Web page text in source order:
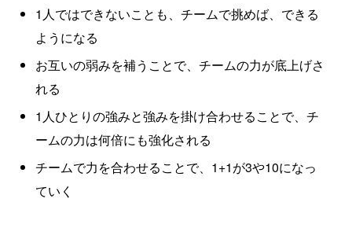
1人ではできないことも、チームで挑めば、できる
ようになる
お互いの弱みを補うことで、チームの力が底上げさ
れる
1人ひとりの強みと強みを掛け合わせることで、チ
ームの力は何倍にも強化される
チームで力を合わせることで、1+1が3や10になっ
ていく